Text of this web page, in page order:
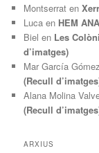
Montserrat en
Luca en HEM
Biel en Les
d’imatges)
Mar García
(Recull
Alana Molina
(Recull
ARXIUS